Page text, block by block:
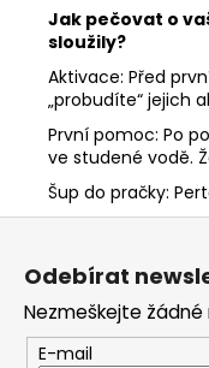
Jak pečovat o
sloužily?
Aktivace: Před
„probudíte“ jejich
První pomoc: Po
ve studené vodě.
Šup do pračky:
Z
Odebírat
Nezmeškejte žádné
E-mail